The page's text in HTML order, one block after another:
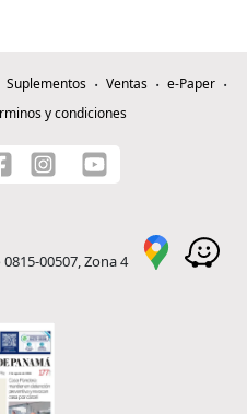
Suplementos Ventas
e-Paper
y condiciones
00507, Zona 4